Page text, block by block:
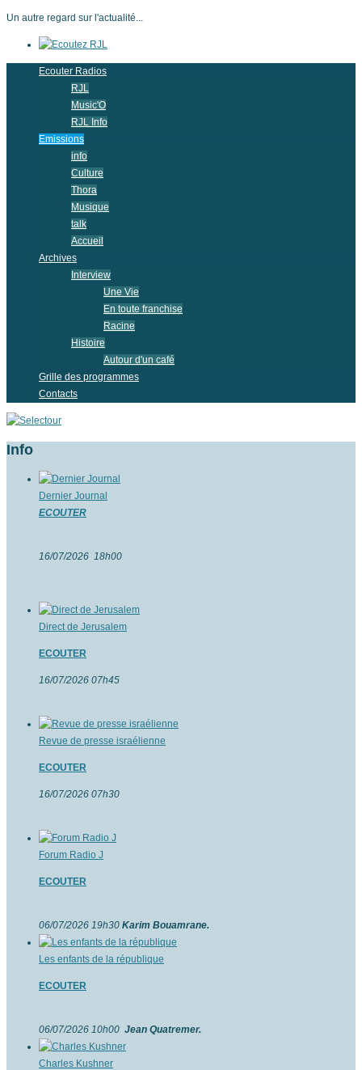
Un autre regard sur l'actualité...
Ecouter Radios
RJL
Music'O
RJL Info
Emissions
info
Culture
Thora
Musique
talk
Accueil
Archives
Interview
Une Vie
En toute franchise
Racine
Histoire
Autour d'un café
Grille des programmes
Contacts
Info
Dernier Journal
ECOUTER
16/07/2026 18h00
Direct de Jerusalem
ECOUTER
16/07/2026 07h45
Revue de presse israélienne
ECOUTER
16/07/2026 07h30
Forum Radio J
ECOUTER
06/07/2026 19h30 Karim Bouamrane.
Les enfants de la république
ECOUTER
06/07/2026 10h00 Jean Quatremer.
Charles Kushner